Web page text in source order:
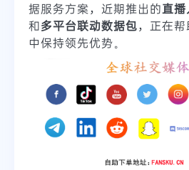
据服务方案，近期推出的直
和多平台联动数据包，正在
中保持领先优势。